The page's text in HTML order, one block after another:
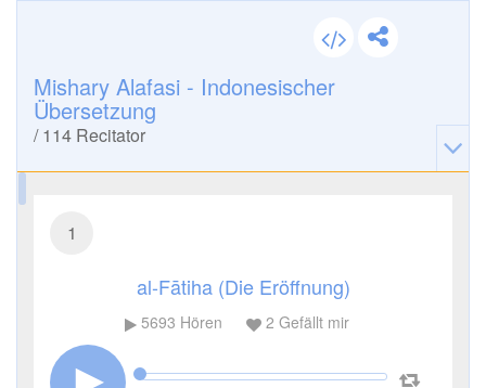
Mishary Alafasi - Indonesischer
Übersetzung
/114 Recitator
1
al-Fātiha (Die Eröffnung)
5693 Hören 2 Gefällt mir